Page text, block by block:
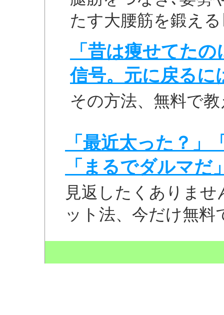
たす大腰筋を鍛える
「昔は痩せてた
信号。元に戻るに
その方法、無料で
「最近太った？
「まるでダルマだ
見返したくありま
ット法、今だけ無料